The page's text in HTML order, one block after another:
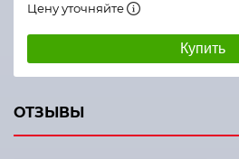
Цену уточняйте
Купить
ОТЗЫВЫ